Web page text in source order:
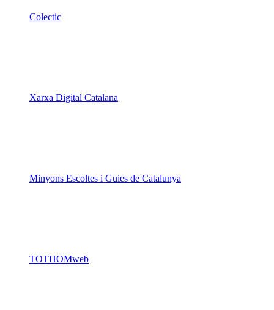
Colectic
Xarxa Digital Catalana
Minyons Escoltes i Guies de Catalunya
TOTHOMweb